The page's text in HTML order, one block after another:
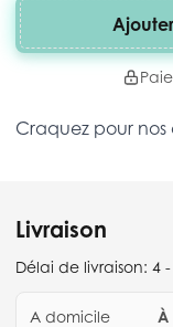
Craquez pour nos
Livraison
Délai de livraison: 4
A domicile À